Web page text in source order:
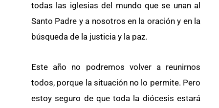
todas las iglesias del mundo que se unan al
Santo Padre y a nosotros en la oración y en la
búsqueda de la justicia y la paz.
Este año no podremos volver a reunirnos
todos, porque la situación no lo permite. Pero
estoy seguro de que toda la diócesis estará